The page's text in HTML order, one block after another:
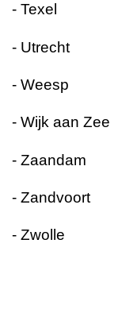
- Texel
- Utrecht
- Weesp
- Wijk aan Zee
- Zaandam
- Zandvoort
- Zwolle